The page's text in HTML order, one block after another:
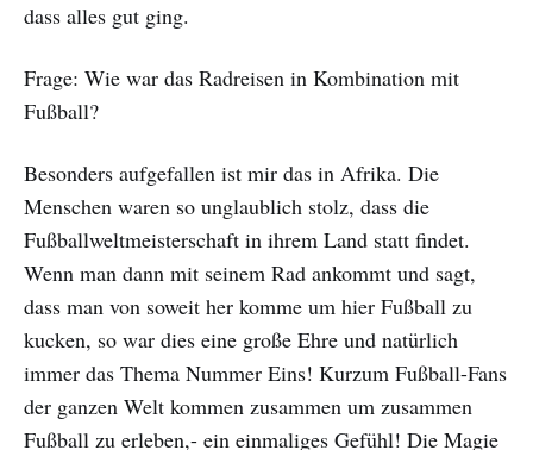
dass alles gut ging.
Frage: Wie war das Radreisen in Kombination mit
Fußball?
Besonders aufgefallen ist mir das in Afrika. Die
Menschen waren so unglaublich stolz, dass die
Fußballweltmeisterschaft in ihrem Land statt findet.
Wenn man dann mit seinem Rad ankommt und sagt,
dass man von soweit her komme um hier Fußball zu
kucken, so war dies eine große Ehre und natürlich
immer das Thema Nummer Eins! Kurzum Fußball-Fans
der ganzen Welt kommen zusammen um zusammen
Fußball zu erleben,- ein einmaliges Gefühl! Die Magie